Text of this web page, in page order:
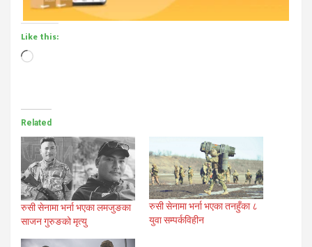
Like this:
Loading…
Related
रुसी सेनामा भर्ना भएका लमजुङका
साजन गुरुङको मृत्यु
रुसी सेनामा भर्ना भएका तनहुँका ८
युवा सम्पर्कविहीन